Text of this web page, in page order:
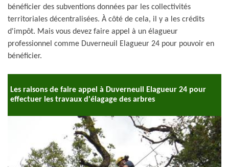
bénéficier des subventions données par les collectivités
territoriales décentralisées. À côté de cela, il y a les crédits
d'impôt. Mais vous devez faire appel à un élagueur
professionnel comme Duverneuil Elagueur 24 pour pouvoir en
bénéficier.
Les raisons de faire appel à Duverneuil Elagueur 24 pour
effectuer les travaux d'élagage des arbres